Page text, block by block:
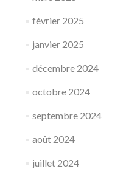
février 2025
janvier 2025
décembre 2024
octobre 2024
septembre 2024
août 2024
juillet 2024